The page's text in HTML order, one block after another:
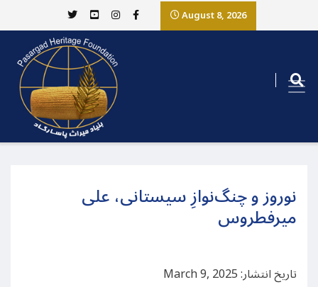
August 8, 2026
نوروز و چنگ‌نوازِ سیستانی، علی
میرفطروس
تاریخ انتشار: March 9, 2025